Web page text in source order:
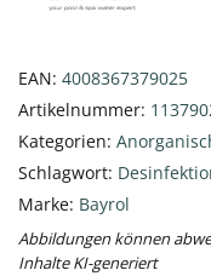
EAN: 4008367379025
Artikelnummer:
Kategorien:
Schlagwort:
Marke: Bayrol
Abbildungen können
Inhalte KI-generiert